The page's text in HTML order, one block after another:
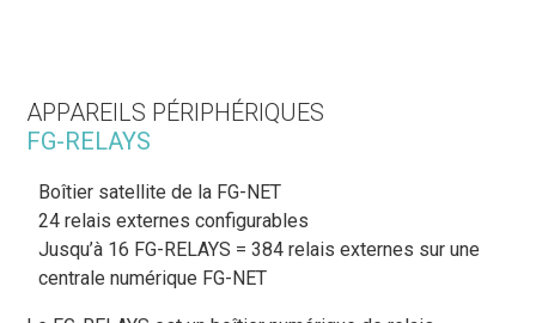
APPAREILS PÉRIPHÉRIQUES
FG-RELAYS
Boîtier satellite de la FG-NET
24 relais externes configurables
Jusqu’à 16 FG-RELAYS = 384 relais externes sur une
centrale numérique FG-NET